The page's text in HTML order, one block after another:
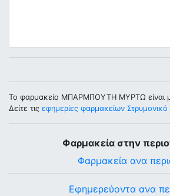
Το φαρμακείο ΜΠΑΡΜΠΟΥΤΗ ΜΥΡΤΩ είναι
Δείτε τις εφημερίες φαρμακείων Στρυμονικό
Φαρμακεία στην
Φαρμακεία ανα
Εφημερεύοντα ανα